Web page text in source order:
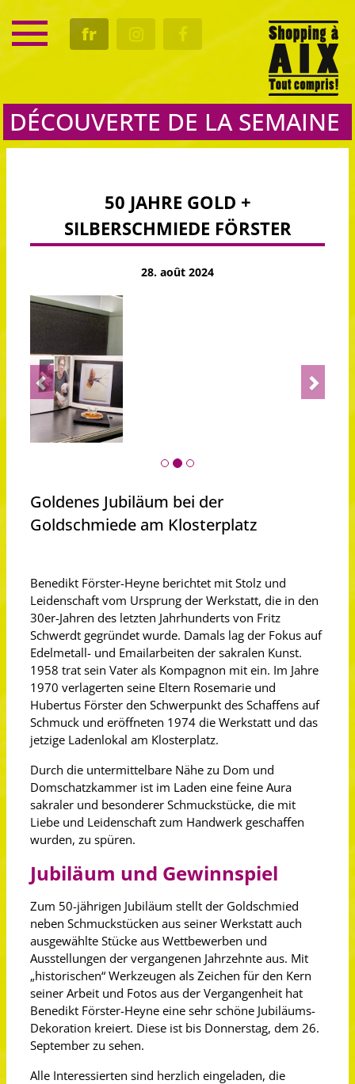
fr
SERVICE
RENDEZ-VOUS
DÉCOUVERTE DE LA SEMAINE
50 JAHRE GOLD +
SILBERSCHMIEDE FÖRSTER
28. août 2024
Previous Next
Goldenes Jubiläum bei der
Goldschmiede am Klosterplatz
Benedikt Förster-Heyne berichtet mit Stolz und
Leidenschaft vom Ursprung der Werkstatt, die in den
30er-Jahren des letzten Jahrhunderts von Fritz
Schwerdt gegründet wurde. Damals lag der Fokus auf
Edelmetall- und Emailarbeiten der sakralen Kunst.
1958 trat sein Vater als Kompagnon mit ein. Im Jahre
1970 verlagerten seine Eltern Rosemarie und
Hubertus Förster den Schwerpunkt des Schaffens auf
Schmuck und eröffneten 1974 die Werkstatt und das
jetzige Ladenlokal am Klosterplatz.
Durch die untermittelbare Nähe zu Dom und
Domschatzkammer ist im Laden eine feine Aura
sakraler und besonderer Schmuckstücke, die mit
Liebe und Leidenschaft zum Handwerk geschaffen
wurden, zu spüren.
Jubiläum und Gewinnspiel
Zum 50-jährigen Jubiläum stellt der Goldschmied
neben Schmuckstücken aus seiner Werkstatt auch
ausgewählte Stücke aus Wettbewerben und
Ausstellungen der vergangenen Jahrzehnte aus. Mit
„historischen“ Werkzeugen als Zeichen für den Kern
seiner Arbeit und Fotos aus der Vergangenheit hat
Benedikt Förster-Heyne eine sehr schöne Jubiläums-
Dekoration kreiert. Diese ist bis Donnerstag, dem 26.
September zu sehen.
Alle Interessierten sind herzlich eingeladen, die